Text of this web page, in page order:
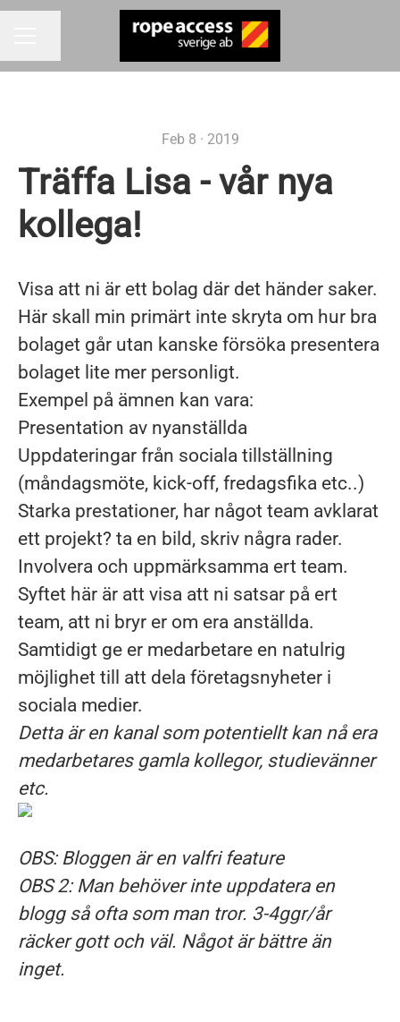
Feb 8 · 2019
Träffa Lisa - vår nya
kollega!
Visa att ni är ett bolag där det händer saker.
Här skall min primärt inte skryta om hur bra
bolaget går utan kanske försöka presentera
bolaget lite mer personligt.
Exempel på ämnen kan vara:
Presentation av nyanställda
Uppdateringar från sociala tillställning
(måndagsmöte, kick-off, fredagsfika etc..)
Starka prestationer, har något team avklarat
ett projekt? ta en bild, skriv några rader.
Involvera och uppmärksamma ert team.
Syftet här är att visa att ni satsar på ert
team, att ni bryr er om era anställda.
Samtidigt ge er medarbetare en natulrig
möjlighet till att dela företagsnyheter i
sociala medier.
Detta är en kanal som potentiellt kan nå era
medarbetares gamla kollegor, studievänner
etc.
OBS: Bloggen är en valfri feature
OBS 2: Man behöver inte uppdatera en
blogg så ofta som man tror. 3-4ggr/år
räcker gott och väl. Något är bättre än
inget.